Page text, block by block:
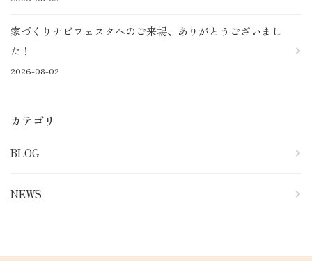
家づくりナビフェスタへのご来場、ありがとうございまし
た！
2026-08-02
カテゴリ
BLOG
NEWS